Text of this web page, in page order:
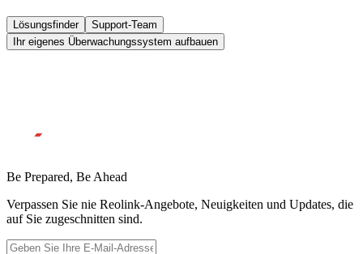
Lösungsfinder
Support-Team
Ihr eigenes Überwachungssystem aufbauen
Be Prepared, Be Ahead
Verpassen Sie nie Reolink-Angebote, Neuigkeiten und Updates, die
auf Sie zugeschnitten sind.